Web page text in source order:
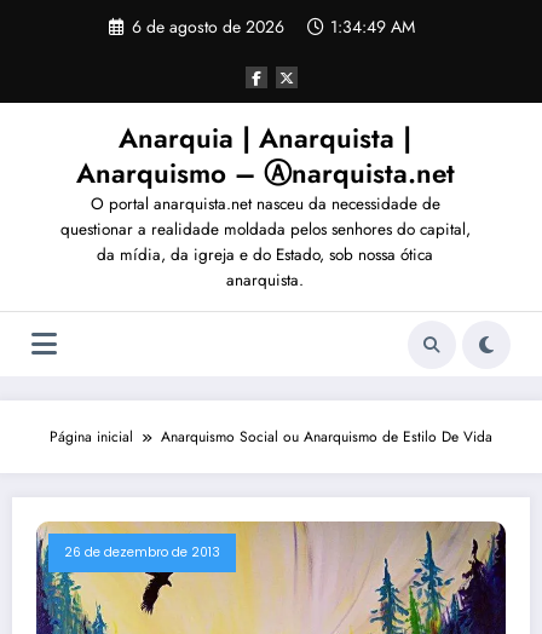
6 de agosto de 2026 1:34:52 AM
Anarquia | Anarquista |
Anarquismo – Ⓐnarquista.net
O portal anarquista.net nasceu da necessidade de
questionar a realidade moldada pelos senhores do capital,
da mídia, da igreja e do Estado, sob nossa ótica
anarquista.
Página inicial Anarquismo Social ou Anarquismo de Estilo De Vida
26 de dezembro de 2013